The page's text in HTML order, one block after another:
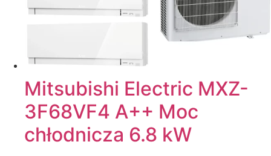
Mitsubishi Electric MXZ-
3F68VF4 A++ Moc
chłodnicza 6.8 kW